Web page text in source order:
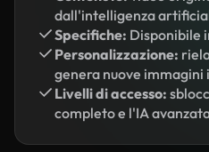
dall'intelligenza
Specifiche: Disponibile
Personalizzazione:
genera nuove immagini
Livelli di accesso:
completo e l'IA